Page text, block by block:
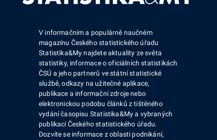
V informačním a populárně naučném
magazínu Českého statistického úřadu
Statistika&My najdete aktuality ze světa
statistiky, informace o oficiálních statistikách
ČSÚ a jeho partnerů ve státní statistické
službě, odkazy na užitečné aplikace,
publikace a informační zdroje nebo
elektronickou podobu článků z tištěného
vydání časopisu Statistika&My a vybraných
publikací Českého statistického úřadu.
Dozvíte se informace z oblasti podnikání,